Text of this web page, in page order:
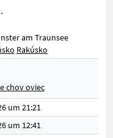
am Traunsee
Rakúsko
chov oviec
um 21:21
um 12:41